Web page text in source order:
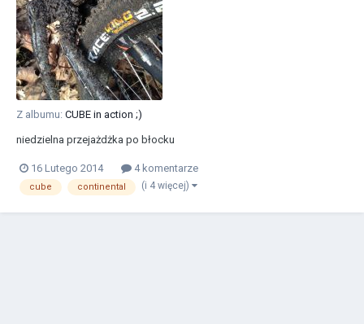
Z albumu: CUBE in action ;)
niedzielna przejażdżka po błocku
16 Lutego 2014 4 komentarze
cube continental (i 4 więcej)